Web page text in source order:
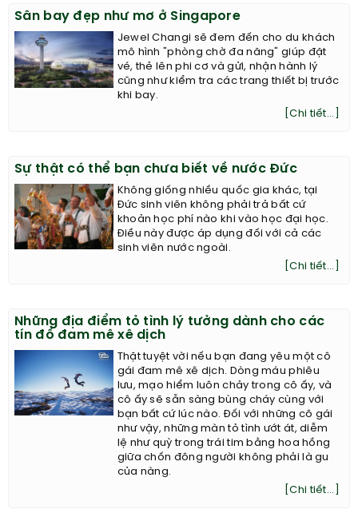
Sân bay đẹp như mơ ở Singapore
Jewel Changi sẽ đem đến cho du khách
mô hình "phòng chờ đa năng" giúp đặt
vé, thẻ lên phi cơ và gửi, nhận hành lý
cũng như kiểm tra các trang thiết bị trước
khi bay.
[Chi tiết...]
Sự thật có thể bạn chưa biết về nước Đức
Không giống nhiều quốc gia khác, tại
Đức sinh viên không phải trả bất cứ
khoản học phí nào khi vào học đại học.
Điều này được áp dụng đối với cả các
sinh viên nước ngoài.
[Chi tiết...]
Những địa điểm tỏ tình lý tưởng dành cho các
tín đồ đam mê xê dịch
Thật tuyệt vời nếu bạn đang yêu một cô
gái đam mê xê dịch. Dòng máu phiêu
lưu, mạo hiểm luôn chảy trong cô ấy, và
cô ấy sẽ sẵn sàng bùng cháy cùng với
bạn bất cứ lúc nào. Đối với những cô gái
như vậy, những màn tỏ tình ướt át, diễm
lệ như quỳ trong trái tim bằng hoa hồng
giữa chốn đông người không phải là gu
của nàng.
[Chi tiết...]